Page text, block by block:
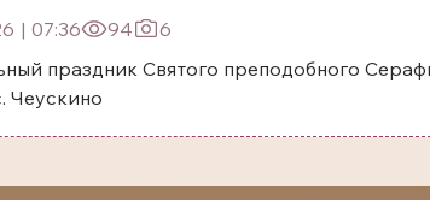
| 07:36 94
6
Святого преподобного Серафима Саровского
Чеускино